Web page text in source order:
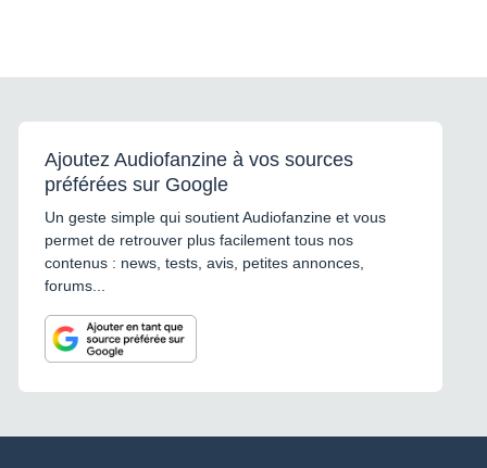
Ajoutez Audiofanzine à vos sources
préférées sur Google
Un geste simple qui soutient Audiofanzine et vous
permet de retrouver plus facilement tous nos
contenus : news, tests, avis, petites annonces,
forums...